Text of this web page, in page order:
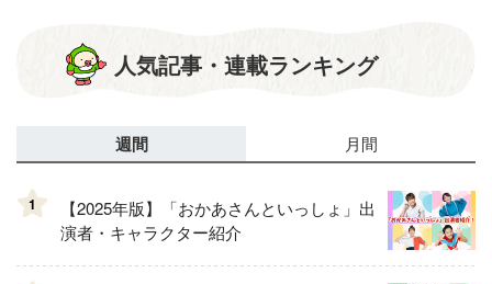
人気記事・連載ランキング
週間 月間
1
【2025年版】「おかあさんといっしょ」出
演者・キャラクター紹介